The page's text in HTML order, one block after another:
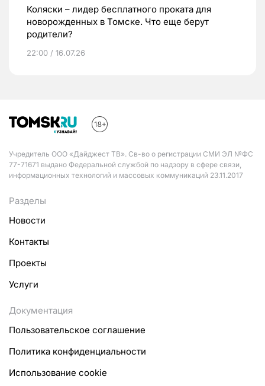
Коляски – лидер бесплатного проката для
новорожденных в Томске. Что еще берут
родители?
22:00 / 16.07.26
Учредитель ООО «Дайджест ТВ». Св-во о регистрации СМИ ЭЛ №ФС
77-71671 выдано Федеральной службой по надзору в сфере связи,
информационных технологий и массовых коммуникаций 23.11.2017
Разделы
Новости
Контакты
Проекты
Услуги
Документация
Пользовательское соглашение
Политика конфиденциальности
Использование cookie